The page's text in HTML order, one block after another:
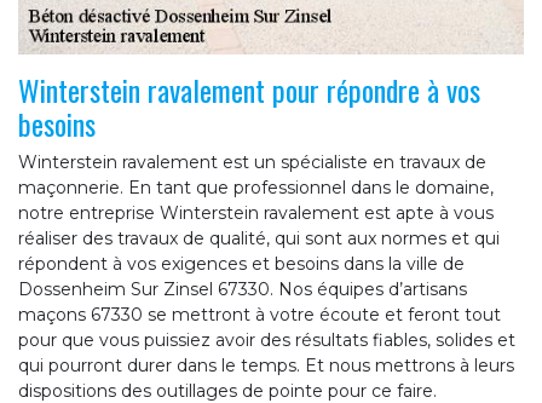
Winterstein ravalement pour répondre à vos
besoins
Winterstein ravalement est un spécialiste en travaux de
maçonnerie. En tant que professionnel dans le domaine,
notre entreprise Winterstein ravalement est apte à vous
réaliser des travaux de qualité, qui sont aux normes et qui
répondent à vos exigences et besoins dans la ville de
Dossenheim Sur Zinsel 67330. Nos équipes d’artisans
maçons 67330 se mettront à votre écoute et feront tout
pour que vous puissiez avoir des résultats fiables, solides et
qui pourront durer dans le temps. Et nous mettrons à leurs
dispositions des outillages de pointe pour ce faire.